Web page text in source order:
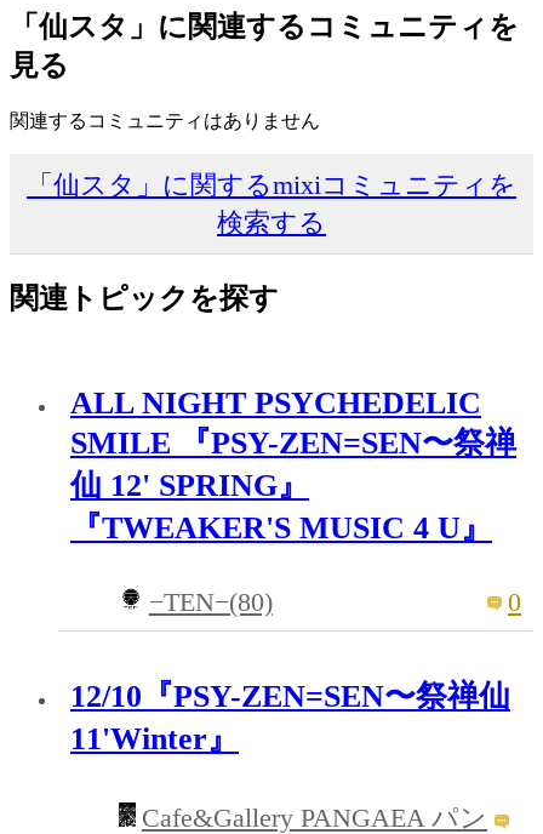
「仙スタ」に関連するコミュニティを
見る
関連するコミュニティはありません
「仙スタ」に関するmixiコミュニティを
検索する
関連トピックを探す
ALL NIGHT PSYCHEDELIC
SMILE 『PSY-ZEN=SEN〜祭禅
仙 12' SPRING』
『TWEAKER'S MUSIC 4 U』
−TEN−(80) 0
12/10『PSY-ZEN=SEN〜祭禅仙
11'Winter』
Cafe&Gallery PANGAEA パン